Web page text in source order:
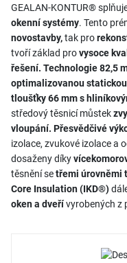
GEALAN-KONTUR®
okenní systémy. Tento
novostavby,tak pro
tvoří základ provysoce
řešení. Technologie 82,5
optimalizovanou
tloušťky 66 mm s
středový těsnicí můstek
vloupání. Přesvědčivé
izolace, zvukové izolace a
dosaženy díky
těsnění setřemi úrovněmi
Core Insulation (IKD®)
oken a dveřívyrobených z